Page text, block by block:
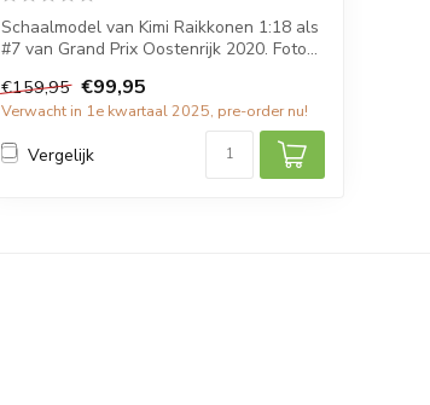
Schaalmodel van Kimi Raikkonen 1:18 als
#7 van Grand Prix Oostenrijk 2020. Foto...
€159,95 €99,95
Verwacht in 1e kwartaal 2025, pre-order nu!
Vergelijk